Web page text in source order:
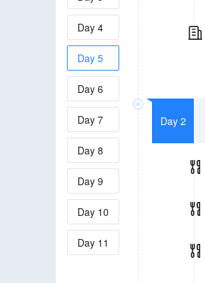
Day 4
Day 5
Day 6
Day 7
Day 8
Day 9
Day 10
Day 11
Day 2